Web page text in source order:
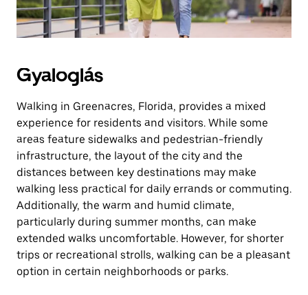
Gyaloglás
Walking in Greenacres, Florida, provides a mixed
experience for residents and visitors. While some
areas feature sidewalks and pedestrian-friendly
infrastructure, the layout of the city and the
distances between key destinations may make
walking less practical for daily errands or commuting.
Additionally, the warm and humid climate,
particularly during summer months, can make
extended walks uncomfortable. However, for shorter
trips or recreational strolls, walking can be a pleasant
option in certain neighborhoods or parks.